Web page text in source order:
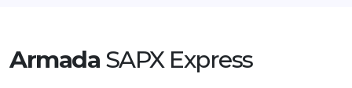
Armada SAPX Express